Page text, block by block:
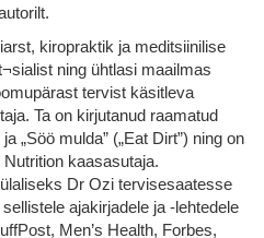
kiropraktik ja meditsiinilise
ning ühtlasi maailmas
tervist käsitleva
Ta on kirjutanud raamatud
„Söö mulda” („Eat Dirt”) ning on
kaasasutaja.
Dr Ozi tervisesaatesse
ajakirjadele ja -lehtedele
Men’s Health, Forbes,